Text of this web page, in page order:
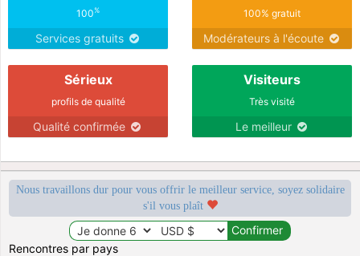
100%
Services gratuits
100% gratuit
Modérateurs à l'écoute
Sérieux
profils de qualité
Qualité confirmée
Visiteurs
Très visité
Le meilleur
Nous travaillons dur pour vous offrir le meilleur service, soyez solidaire
s'il vous plaît
Rencontres par pays